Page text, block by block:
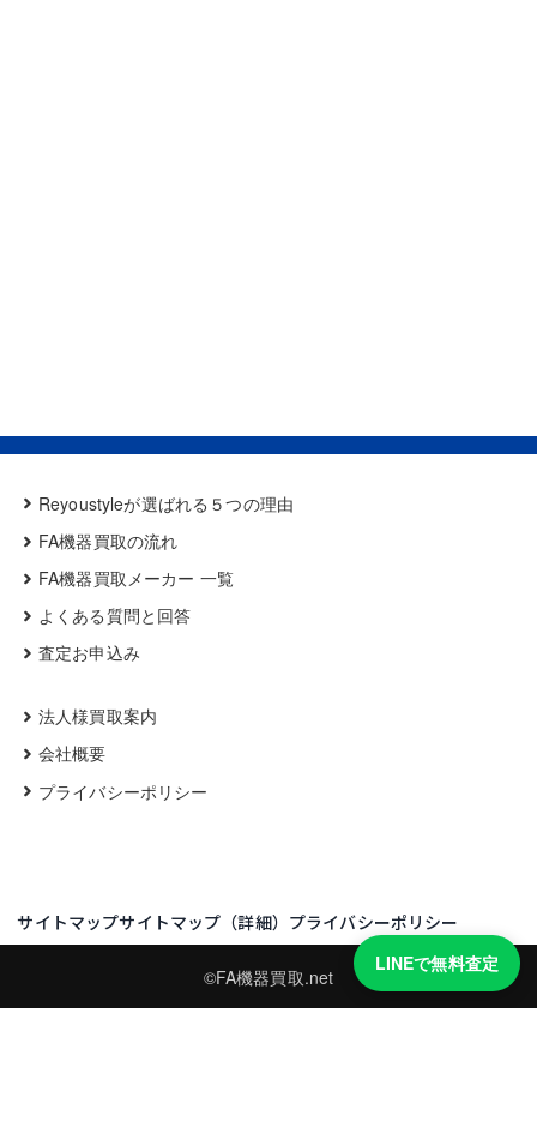
Reyoustyleが選ばれる５つの理由
FA機器買取の流れ
FA機器買取メーカー 一覧
よくある質問と回答
査定お申込み
法人様買取案内
会社概要
プライバシーポリシー
サイトマップサイトマップ（詳細） プライバシーポリシー
©FA機器買取.net
LINEで無料査定